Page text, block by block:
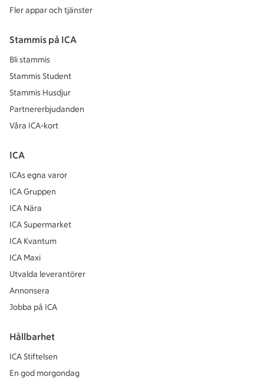
Fler appar och tjänster
Stammis på ICA
Bli stammis
Stammis Student
Stammis Husdjur
Partnererbjudanden
Våra ICA-kort
ICA
ICAs egna varor
ICA Gruppen
ICA Nära
ICA Supermarket
ICA Kvantum
ICA Maxi
Utvalda leverantörer
Annonsera
Jobba på ICA
Hållbarhet
ICA Stiftelsen
En god morgondag